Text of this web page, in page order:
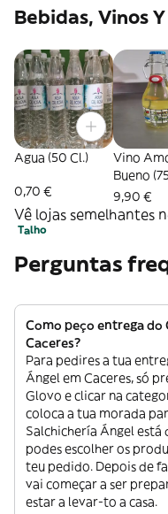
Bebidas, Vinos
Agua (50 Cl.)
0,70 €
Vino
Bueno
9,90 €
Vê lojas semelhantes
Talho
Perguntas
Como peço entrega do
Caceres?
Para pedires a tua
Ángel em Caceres, só
Glovo e clicar na
coloca a tua morada
Salchichería Ángel está
podes escolher os
teu pedido. Depois de
vai começar a ser
estar a levar-to a casa.